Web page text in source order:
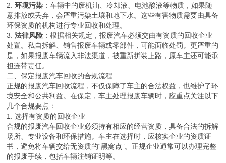
2.环境污染 ：车辆中的废机油、冷却液、电池酸液等物质，如果随
意排放或丢弃，会严重污染土壤和地下水。这些有害物质需要由具备
环保资质的机构进行专业回收和处理。
3.法律风险 ：根据相关规定，报废汽车必须交由有资质的回收企业
处置。私自拆解、销售报废车辆或零部件，可能面临处罚。更严重的
是，如果报废车辆流入非法渠道，被重新拼装上路，原车主还可能承
担连带责任。
二、保定报废汽车回收的合规流程
正规的报废汽车回收流程，不仅保障了车主的合法权益，也维护了环
境安全和公共利益。在保定，车主处理报废车辆时，应重点关注以下
几个合规要点：
1. 选择有资质的回收企业
合规的报废汽车回收企业必须持有相应的经营资质，具备合法的拆解
场所、专业设备和环保措施。车主在选择时，应核实企业的资质证
书，避免将车辆交给无资质的“黑窝点”。正规企业通常可以办理完整
的报废手续，包括车辆注销证明等。